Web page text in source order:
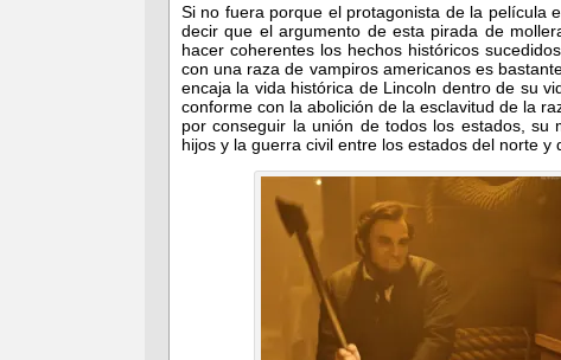
Si no fuera porque el protagonista de la película
decir que el argumento de esta pirada de
hacer coherentes los hechos históricos
con una raza de vampiros americanos es
encaja la vida histórica de Lincoln dentro de su
conforme con la abolición de la esclavitud de la
por conseguir la unión de todos los estados,
hijos y la guerra civil entre los estados del norte y